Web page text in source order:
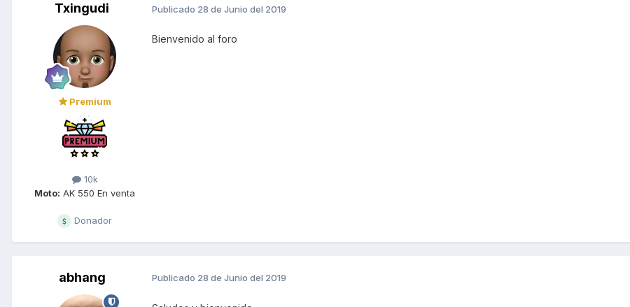
Txingudi
Premium
10k
Moto: AK 550 En venta
Donador
Publicado 28 de Junio del 2019
Bienvenido al foro
abhang Publicado 28 de Junio del 2019